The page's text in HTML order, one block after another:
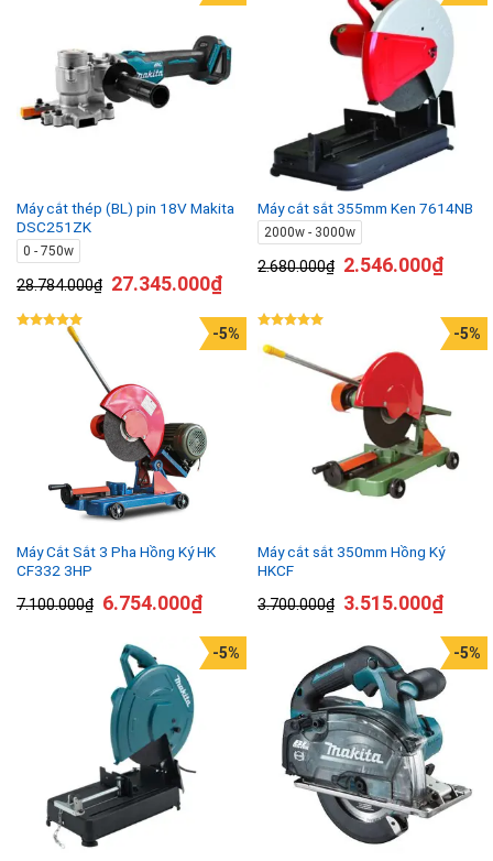
Máy cắt thép (BL) pin 18V Makita
DSC251ZK
0 - 750w
28.784.000₫ 27.345.000₫
Máy cắt sắt 355mm Ken 7614NB
2000w - 3000w
2.680.000₫ 2.546.000₫
Máy Cắt Sắt 3 Pha Hồng Ký HK
CF332 3HP
Được xếp
7.100.000₫
-5%
6.754.000₫
Máy cắt sắt 350mm Hồng Ký
HKCF
hạng5.00
3.700.000₫
-5%
3.515.000₫
-5% -5%